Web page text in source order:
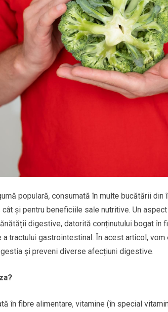
populară, consumată în multe bucătării din
cât și pentru beneficiile sale nutritive. Un
digestive, datorită conținutului bogat în
a tractului gastrointestinal. În acest articol,
și preveni diverse afecțiuni digestive.
în fibre alimentare, vitamine (în special